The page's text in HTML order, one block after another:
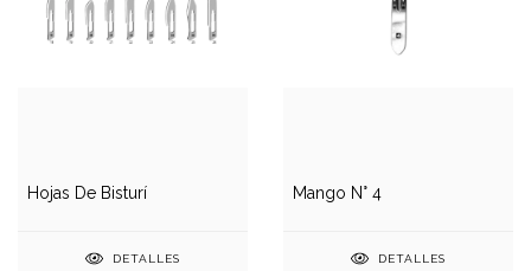
Hojas De Bisturí
DETALLES
Mango N° 4
DETALLES